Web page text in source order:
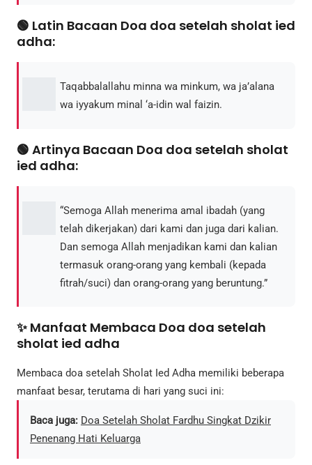
🟢 Latin Bacaan Doa doa setelah sholat ied
adha:
Taqabbalallahu minna wa minkum, wa ja’alana
wa iyyakum minal ‘a-idin wal faizin.
🟢 Artinya Bacaan Doa doa setelah sholat
ied adha:
“Semoga Allah menerima amal ibadah (yang
telah dikerjakan) dari kami dan juga dari kalian.
Dan semoga Allah menjadikan kami dan kalian
termasuk orang-orang yang kembali (kepada
fitrah/suci) dan orang-orang yang beruntung.”
✨ Manfaat Membaca Doa doa setelah
sholat ied adha
Membaca doa setelah Sholat Ied Adha memiliki beberapa
manfaat besar, terutama di hari yang suci ini:
Baca juga: Doa Setelah Sholat Fardhu Singkat Dzikir
Penenang Hati Keluarga